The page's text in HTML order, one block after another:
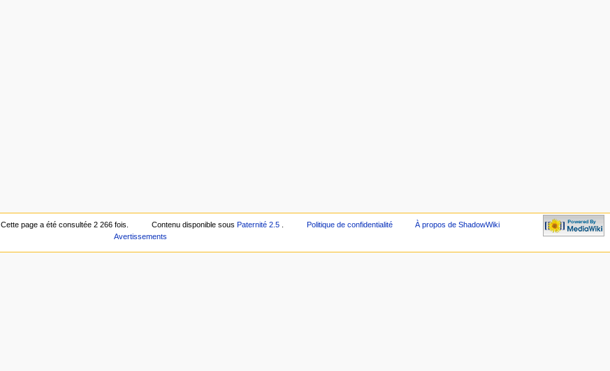
Cette page a été consultée 2 266 fois. Contenu disponible sous Paternité 2.5 Politique de confidentialité
À propos de ShadowWiki
Avertissements